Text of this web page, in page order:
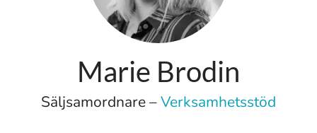
Marie Brodin
Säljsamordnare –Verksamhetsstöd